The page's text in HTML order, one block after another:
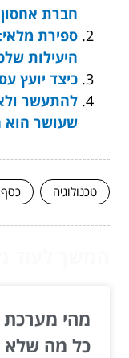
חברת
ספירת
היעילות
כיצד יועץ
להתעשר
שעושר הוא
טכנולוגיה כסף
כל מה שלא